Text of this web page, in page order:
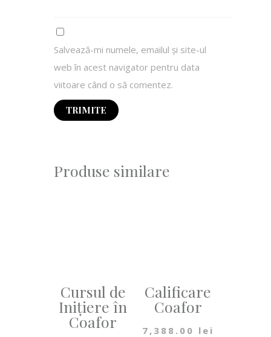
Salvează-mi numele, emailul și site-ul
web în acest navigator pentru data
viitoare când o să comentez.
Produse similare
Cursul de
Inițiere în
Coafor
Calificare
Coafor
7,388.00 lei